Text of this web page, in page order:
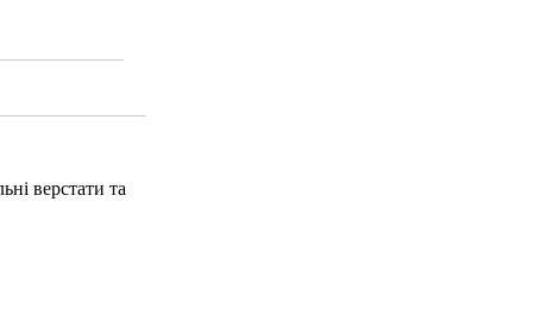
верстати та